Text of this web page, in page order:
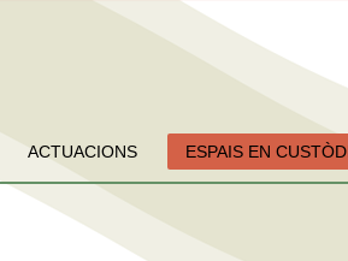
ACTUACIONS ESPAIS EN